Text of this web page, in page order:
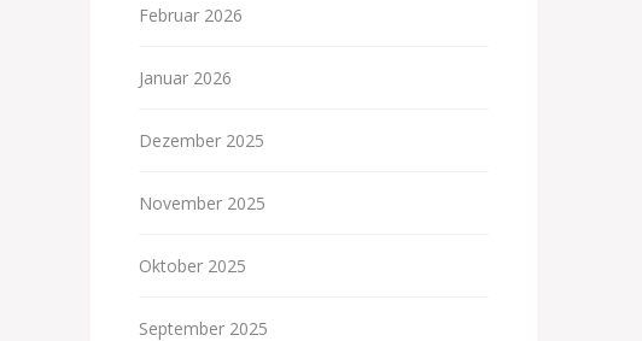
Februar 2026
Januar 2026
Dezember 2025
November 2025
Oktober 2025
September 2025